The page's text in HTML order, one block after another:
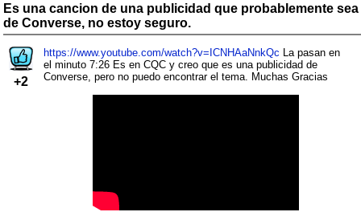
Es una cancion de una publicidad que probablemente sea
de Converse, no estoy seguro.
+2
https://www.youtube.com/watch?v=ICNHAaNnkQc La pasan en
el minuto 7:26 Es en CQC y creo que es una publicidad de
Converse, pero no puedo encontrar el tema. Muchas Gracias